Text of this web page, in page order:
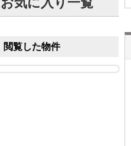
閲覧した物件